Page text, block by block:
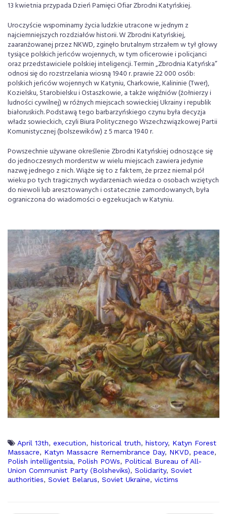
13 kwietnia przypada Dzień Pamięci Ofiar Zbrodni Katyńskiej.
Uroczyście wspominamy życia ludzkie utracone w jednym z
najciemniejszych rozdziałów historii. W Zbrodni Katyńskiej,
zaaranżowanej przez NKWD, zginęło brutalnym strzałem w tył głowy
tysiące polskich jeńców wojennych, w tym oficerowie i policjanci
oraz przedstawiciele polskiej inteligencji. Termin „Zbrodnia Katyńska”
odnosi się do rozstrzelania wiosną 1940 r. prawie 22 000 osób:
polskich jeńców wojennych w Katyniu, Charkowie, Kalininie (Twer),
Kozielsku, Starobielsku i Ostaszkowie, a także więźniów (żołnierzy i
ludności cywilnej) w różnych miejscach sowieckiej Ukrainy i republik
białoruskich. Podstawą tego barbarzyńskiego czynu była decyzja
władz sowieckich, czyli Biura Politycznego Wszechzwiązkowej Partii
Komunistycznej (bolszewików) z 5 marca 1940 r.
Powszechnie używane określenie Zbrodni Katyńskiej odnoszące się
do jednoczesnych morderstw w wielu miejscach zawiera jedynie
nazwę jednego z nich. Wiąże się to z faktem, że przez niemal pół
wieku po tych tragicznych wydarzeniach wiedza o osobach wziętych
do niewoli lub aresztowanych i ostatecznie zamordowanych, była
ograniczona do wiadomości o egzekucjach w Katyniu.
April 13th, execution, historical truth, history, Katyn Forest
Massacre, Katyn Massacre Remembrance Day, NKVD, peace,
Polish intelligentsia, Polish POWs, Political Bureau of All-
Union Communist Party (Bolsheviks), Solidarity, Soviet
authorities, Soviet Belarus, Soviet Ukraine, victims